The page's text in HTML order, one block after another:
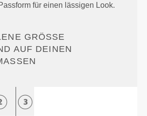
für einen lässigen Look.
GRÖSSE B
AUF DEINEN K